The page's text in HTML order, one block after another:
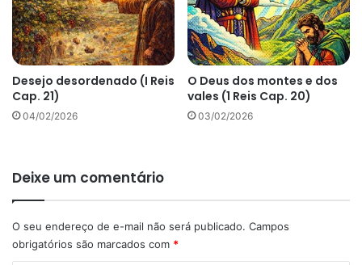
Desejo desordenado (I Reis
Cap. 21)
04/02/2026
O Deus dos montes e dos
vales (1 Reis Cap. 20)
03/02/2026
Deixe um comentário
O seu endereço de e-mail não será publicado. Campos
obrigatórios são marcados com *